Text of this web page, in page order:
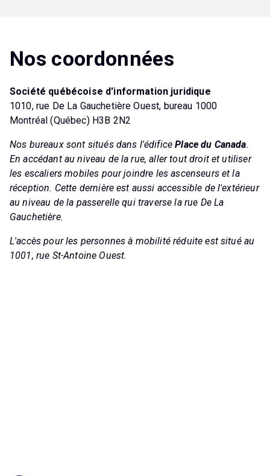
Nos coordonnées
Société québécoise d'information juridique
1010, rue De La Gauchetière Ouest, bureau 1000
Montréal (Québec) H3B 2N2
Nos bureaux sont situés dans l'édificePlace du Canada.
En accédant au niveau de la rue, aller tout droit et utiliser
les escaliers mobiles pour joindre les ascenseurs et la
réception. Cette dernière est aussi accessible de l'extérieur
au niveau de la passerelle qui traverse la rue De La
Gauchetière.
L'accès pour les personnes à mobilité réduite est situé au
1001, rue St-Antoine Ouest.